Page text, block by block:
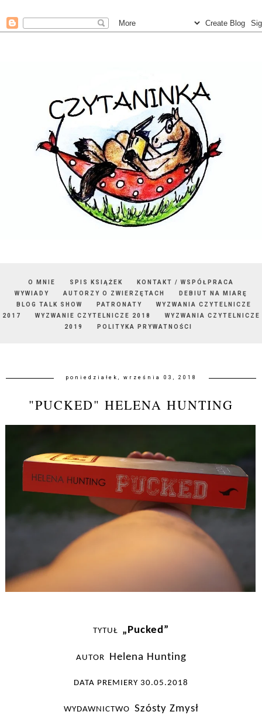
O MNIE SPIS KSIĄŻEK
KONTAKT / WSPÓŁPRACA
WYWIADY
AUTORZY O ZWIERZĘTACH
DEBIUT NA MIARĘ
BLOG TALK SHOW
PATRONATY
WYZWANIA CZYTELNICZE
2017
WYZWANIE CZYTELNICZE 2018
WYZWANIA CZYTELNICZE
2019
POLITYKA PRYWATNOŚCI
poniedziałek, września 03, 2018
"PUCKED" HELENA HUNTING
TYTUŁ „Pucked”
AUTOR Helena Hunting
DATA PREMIERY 30.05.2018
WYDAWNICTWO Szósty Zmysł